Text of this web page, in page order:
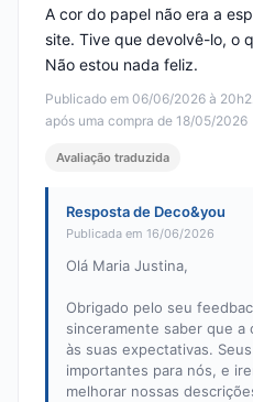
Publicado em 06/06/2026 à
após uma compra de 18/05/2026
A cor do papel não era a
site. Tive que devolvê-lo, o
Não estou nada feliz.
Avaliação traduzida
Resposta de Deco&you
Publicada em 16/06/2026
Olá Maria Justina,
Obrigado pelo seu
sinceramente saber que a
às suas expectativas.
importantes para nós, e
melhorar nossas